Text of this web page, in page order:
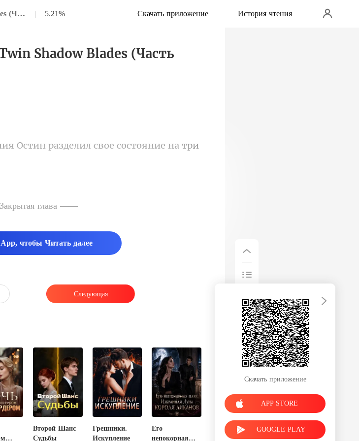
Глава 88 Capítulo The Twin Shadow Blades (Часть первая) | 5.21% Скачать приложение История чтения
Shadow Blades (Часть
Остин разделил сво
духов земли теперь твои. А еще
глава ——
чтобы Читать далее
Следующая
Второй Шанс
Судьбы
Грешники.
Искупление
Его
непокорная
Скачать приложение
APP STORE
GOOGLE PLAY